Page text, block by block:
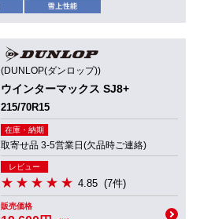
(DUNLOP(ダンロップ))
ウインターマックス SJ8+
215/70R15
在庫・納期
取寄せ品 3-5営業日(欠品時ご連絡)
レビュー
4.85 (7件)
販売価格